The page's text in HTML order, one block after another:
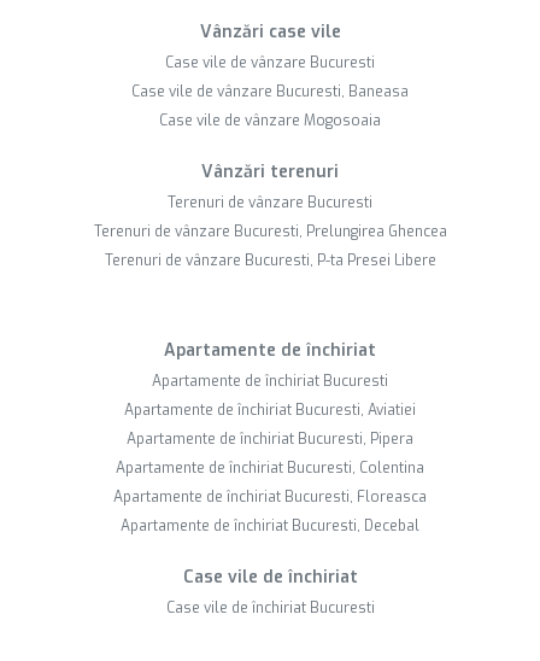
Vânzări case vile
Case vile de vânzare Bucuresti
Case vile de vânzare Bucuresti, Baneasa
Case vile de vânzare Mogosoaia
Vânzări terenuri
Terenuri de vânzare Bucuresti
Terenuri de vânzare Bucuresti, Prelungirea Ghencea
Terenuri de vânzare Bucuresti, P-ta Presei Libere
Apartamente de închiriat
Apartamente de închiriat Bucuresti
Apartamente de închiriat Bucuresti, Aviatiei
Apartamente de închiriat Bucuresti, Pipera
Apartamente de închiriat Bucuresti, Colentina
Apartamente de închiriat Bucuresti, Floreasca
Apartamente de închiriat Bucuresti, Decebal
Case vile de închiriat
Case vile de închiriat Bucuresti